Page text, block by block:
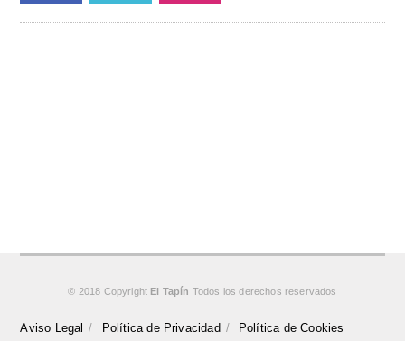
© 2018 Copyright El Tapín Todos los derechos reservados
Aviso Legal Política de Privacidad Política de Cookies